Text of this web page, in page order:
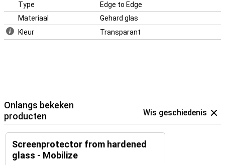
Type
Edge to Edge
Materiaal
Gehard glas
Kleur
Transparant
Onlangs bekeken
producten
Wis geschiedenis
Screenprotector from hardened
glass - Mobilize